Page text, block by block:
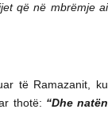
që në mbrëmje ai
të Ramazanit, ku
thotë: “Dhe natën